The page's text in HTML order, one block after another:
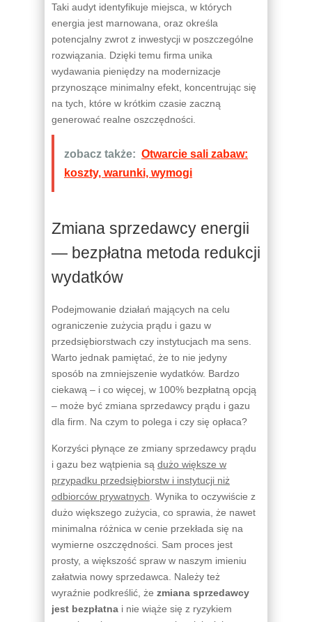
Taki audyt identyfikuje miejsca, w których
energia jest marnowana, oraz określa
potencjalny zwrot z inwestycji w poszczególne
rozwiązania. Dzięki temu firma unika
wydawania pieniędzy na modernizacje
przynoszące minimalny efekt, koncentrując się
na tych, które w krótkim czasie zaczną
generować realne oszczędności.
zobacz także: Otwarcie sali zabaw:
koszty, warunki, wymogi
Zmiana sprzedawcy energii
— bezpłatna metoda redukcji
wydatków
Podejmowanie działań mających na celu
ograniczenie zużycia prądu i gazu w
przedsiębiorstwach czy instytucjach ma sens.
Warto jednak pamiętać, że to nie jedyny
sposób na zmniejszenie wydatków. Bardzo
ciekawą – i co więcej, w 100% bezpłatną opcją
– może być zmiana sprzedawcy prądu i gazu
dla firm. Na czym to polega i czy się opłaca?
Korzyści płynące ze zmiany sprzedawcy prądu
i gazu bez wątpienia są dużo większe w
przypadku przedsiębiorstw i instytucji niż
odbiorców prywatnych . Wynika to oczywiście z
dużo większego zużycia, co sprawia, że nawet
minimalna różnica w cenie przekłada się na
wymierne oszczędności. Sam proces jest
prosty, a większość spraw w naszym imieniu
załatwia nowy sprzedawca. Należy też
wyraźnie podkreślić, że zmiana sprzedawcy
jest bezpłatna i nie wiąże się z ryzykiem